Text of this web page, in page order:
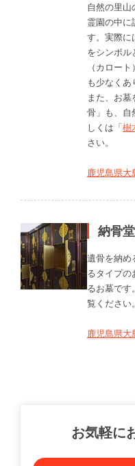
自然の里山
霊園の中に
す。実際に
をシンボル
（カロー
も少なくあ
また、お
骨」も、自
しくは「樹
さい。
鹿児島県大
納骨
遺骨を納め
るタイプの
るお墓です
覧ください。
鹿児島県大
お気軽に